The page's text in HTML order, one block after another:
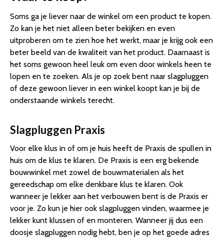
Soms ga je liever naar de winkel om een product te kopen.
Zo kan je het niet alleen beter bekijken en even
uitproberen om te zien hoe het werkt, maar je krijg ook een
beter beeld van de kwaliteit van het product. Daarnaast is
het soms gewoon heel leuk om even door winkels heen te
lopen en te zoeken. Als je op zoek bent naar slagpluggen
of deze gewoon liever in een winkel koopt kan je bij de
onderstaande winkels terecht.
Slagpluggen Praxis
Voor elke klus in of om je huis heeft de Praxis de spullen in
huis om de klus te klaren. De Praxis is een erg bekende
bouwwinkel met zowel de bouwmaterialen als het
gereedschap om elke denkbare klus te klaren. Ook
wanneer je lekker aan het verbouwen bent is de Praxis er
voor je. Zo kun je hier ook slagpluggen vinden, waarmee je
lekker kunt klussen of en monteren. Wanneer jij dus een
doosje slagpluggen nodig hebt, ben je op het goede adres